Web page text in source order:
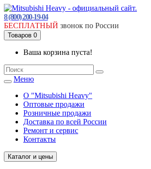
8 (800) 200-19-04
БЕСПЛАТНЫЙ звонок по России
Товаров 0
Ваша корзина пуста!
Меню
О "Mitsubishi Heavy"
Оптовые продажи
Розничные продажи
Доставка по всей России
Ремонт и сервис
Контакты
Каталог и цены